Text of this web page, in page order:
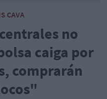
CAVA
no
caiga por
comprarán